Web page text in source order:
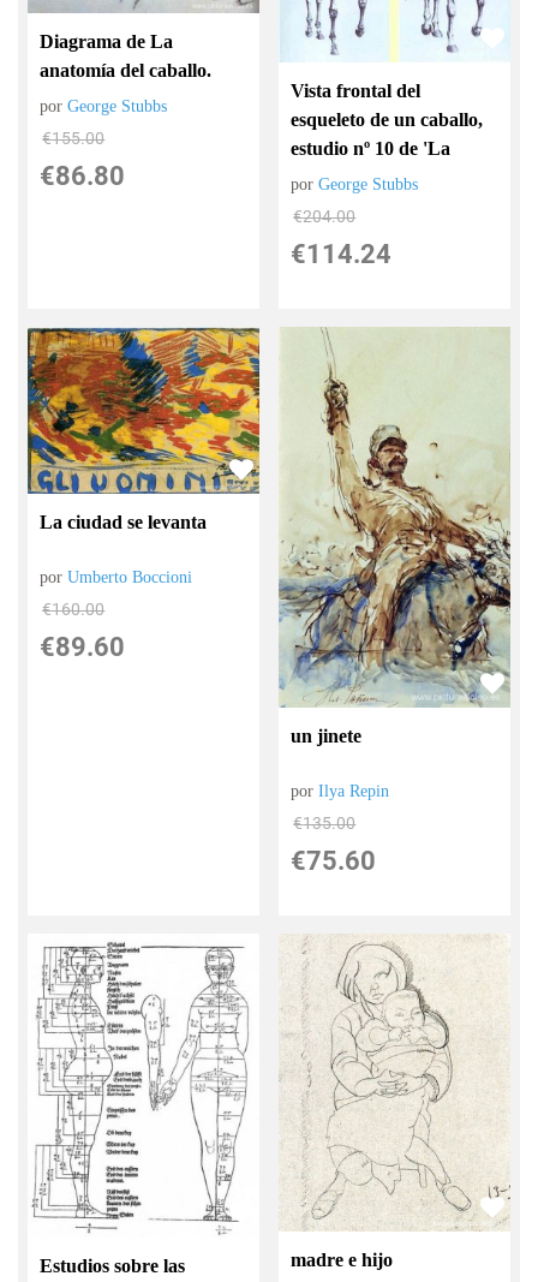
Diagrama de La
anatomía del caballo.
porGeorge Stubbs
€155.00
€86.80
Vista frontal del
esqueleto de un caballo,
estudio nº 10 de 'La
porGeorge Stubbs
€204.00
€114.24
La ciudad se levanta
porUmberto Boccioni
€160.00
€89.60
un jinete
porIlya Repin
€135.00
€75.60
Estudios sobre las
madre e hijo